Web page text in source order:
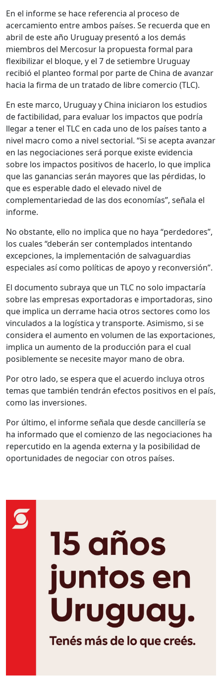
En el informe se hace referencia al proceso de
acercamiento entre ambos países. Se recuerda que en
abril de este año Uruguay presentó a los demás
miembros del Mercosur la propuesta formal para
flexibilizar el bloque, y el 7 de setiembre Uruguay
recibió el planteo formal por parte de China de avanzar
hacia la firma de un tratado de libre comercio (TLC).
En este marco, Uruguay y China iniciaron los estudios
de factibilidad, para evaluar los impactos que podría
llegar a tener el TLC en cada uno de los países tanto a
nivel macro como a nivel sectorial. “Si se acepta avanzar
en las negociaciones será porque existe evidencia
sobre los impactos positivos de hacerlo, lo que implica
que las ganancias serán mayores que las pérdidas, lo
que es esperable dado el elevado nivel de
complementariedad de las dos economías”, señala el
informe.
No obstante, ello no implica que no haya “perdedores”,
los cuales “deberán ser contemplados intentando
excepciones, la implementación de salvaguardias
especiales así como políticas de apoyo y reconversión”.
El documento subraya que un TLC no solo impactaría
sobre las empresas exportadoras e importadoras, sino
que implica un derrame hacia otros sectores como los
vinculados a la logística y transporte. Asimismo, si se
considera el aumento en volumen de las exportaciones,
implica un aumento de la producción para el cual
posiblemente se necesite mayor mano de obra.
Por otro lado, se espera que el acuerdo incluya otros
temas que también tendrán efectos positivos en el país,
como las inversiones.
Por último, el informe señala que desde cancillería se
ha informado que el comienzo de las negociaciones ha
repercutido en la agenda externa y la posibilidad de
oportunidades de negociar con otros países.